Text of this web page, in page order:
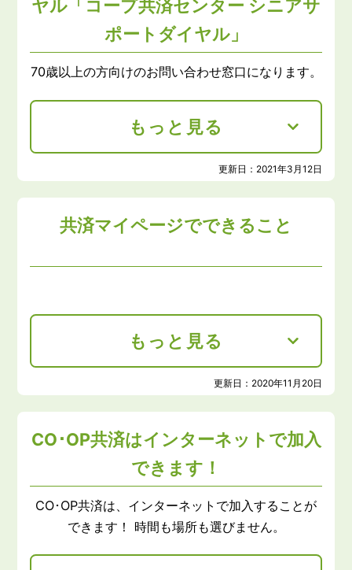
ヤル「コープ共済センター シニアサ
ポートダイヤル」
70歳以上の方向けのお問い合わせ窓口になります。
もっと見る
更新日： 2021年3月12日
共済マイページでできること
もっと見る
更新日： 2020年11月20日
CO･OP共済はインターネットで加入
できます！
CO･OP共済は、インターネットで加入することが
できます！ 時間も場所も選びません。